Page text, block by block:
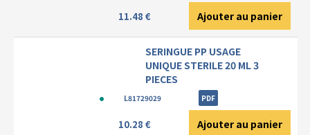
11.48 € Ajouter au panier
SERINGUE PP USAGE
UNIQUE STERILE 20 ML 3
PIECES
L81729029 PDF
10.28 € Ajouter au panier